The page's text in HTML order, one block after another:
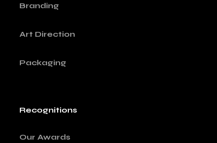
Branding
Art Direction
Packaging
Recognitions
Our Awards